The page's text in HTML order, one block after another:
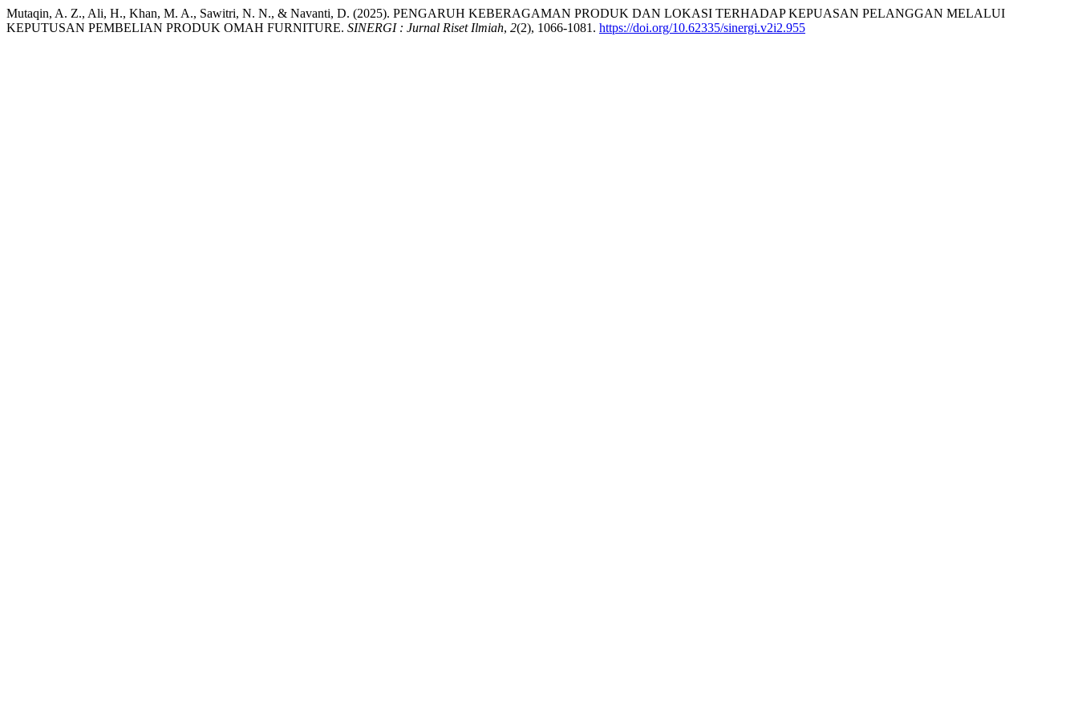
Mutaqin, A. Z., Ali, H., Khan, M. A., Sawitri, N. N., & Navanti, D. (2025). PENGARUH KEBERAGAMAN PRODUK DAN LOKASI TERHADAP KEPUASAN PELANGGAN MELALUI
KEPUTUSAN PEMBELIAN PRODUK OMAH FURNITURE. SINERGI : Jurnal Riset Ilmiah, 2(2), 1066-1081. https://doi.org/10.62335/sinergi.v2i2.955